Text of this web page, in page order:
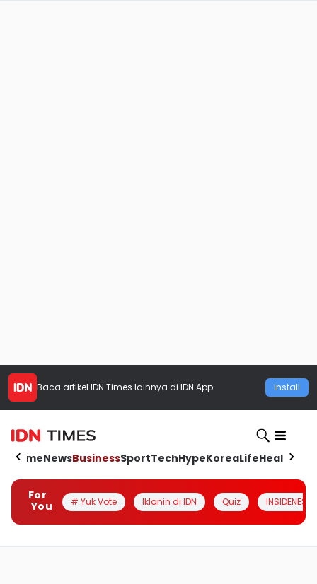
Baca artikel IDN Times lainnya di IDN App Install
HomeNewsBusinessSportTechHypeKoreaLifeHealth
For
You
# Yuk Vote Iklanin di IDN Quiz INSIDENESIA